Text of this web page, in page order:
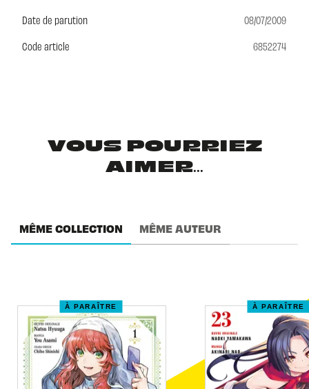
Date de parution
08/07/2009
Code article
6852274
VOUS POURRIEZ
AIMER...
MÊME COLLECTION MÊME AUTEUR
À PARAÎTRE À PARAÎTRE